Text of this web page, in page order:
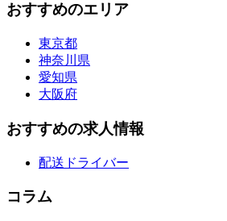
おすすめのエリア
東京都
神奈川県
愛知県
大阪府
おすすめの求人情報
配送ドライバー
コラム